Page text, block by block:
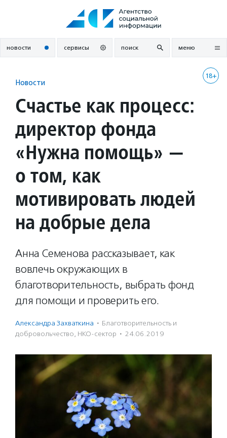
новости сервисы поиск меню
18+
Новости
Счастье как процесс:
директор фонда
«Нужна помощь» —
о том, как
мотивировать людей
на добрые дела
Анна Семенова рассказывает, как
вовлечь окружающих в
благотворительность, выбрать фонд
для помощи и проверить его.
Александра Захваткина · Благотвори­тель­ность и
доброволь­чест­во, НКО-сектор · 24.06.2019